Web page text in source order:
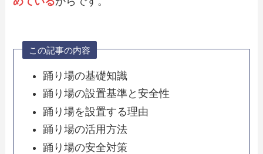
この記事の内容
踊り場の基礎知識
踊り場の設置基準と安全性
踊り場を設置する理由
踊り場の活用方法
踊り場の安全対策